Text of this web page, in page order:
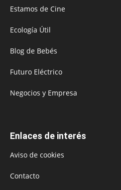
Estamos de Cine
Ecología Útil
Blog de Bebés
Futuro Eléctrico
Negocios y Empresa
Enlaces de interés
Aviso de cookies
Contacto